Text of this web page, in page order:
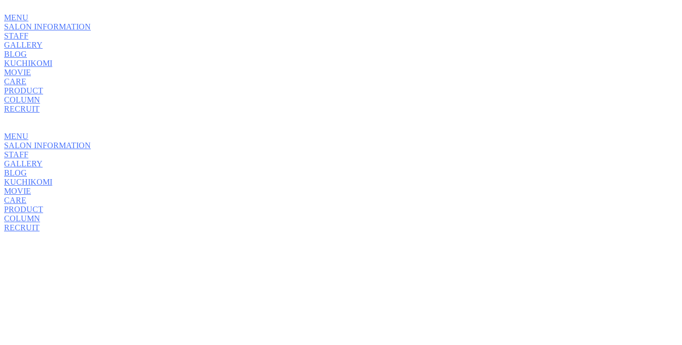
MENU
SALON INFORMATION
STAFF
GALLERY
BLOG
KUCHIKOMI
MOVIE
CARE
PRODUCT
COLUMN
RECRUIT
MENU
SALON INFORMATION
STAFF
GALLERY
BLOG
KUCHIKOMI
MOVIE
CARE
PRODUCT
COLUMN
RECRUIT